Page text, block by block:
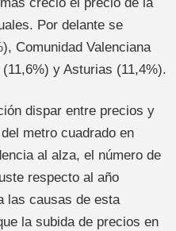
creció el precio de la
Por delante se
Comunidad Valenciana
y Asturias (11,4%).
dispar entre precios y
metro cuadrado en
al alza, el número de
respecto al año
las causas de esta
la subida de precios en